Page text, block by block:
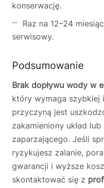
konserwację.
Raz na 12–24
serwisowy.
Podsumowanie
Brak dopływu wody w
który wymaga szybkiej
przyczyną jest
zakamieniony układ
zaparzającego. Jeśli
ryzykujesz zalanie,
gwarancji i wyższe
skontaktować się z